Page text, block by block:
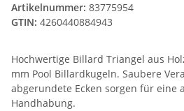
Artikelnummer: 83775954
GTIN: 4260440884943
Hochwertige Billard Triangel aus
mm Pool Billardkugeln. Saubere
abgerundete Ecken sorgen für eine
Handhabung.